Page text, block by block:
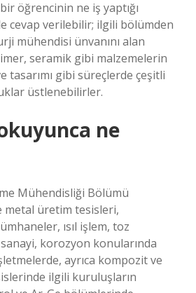
öğrencinin ne iş yaptığı
cevap verilebilir; ilgili bölümden
mühendisi ünvanını alan
seramik gibi malzemelerin
tasarımı gibi süreçlerde çeşitli
üstlenebilirler.
ne
Mühendisliği Bölümü
metal üretim tesisleri,
ısıl işlem, toz
korozyon konularında
ayrıca kompozit ve
ilgili kuruluşların